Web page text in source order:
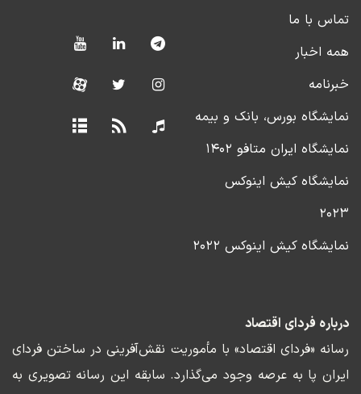
تماس با ما
همه اخبار
خبرنامه
نمایشگاه بورس، بانک و بیمه
نمایشگاه ایران متافو ۱۴۰۲
نمایشگاه کیش اینوکس
۲۰۲۳
نمایشگاه کیش اینوکس ۲۰۲۲
درباره فردای اقتصاد
رسانه «فردای اقتصاد» با مأموریت نقش‌آفرینی در ساختن فردای
ایران پا به عرصه وجود می‌گذارد. سابقه این رسانه تصویری به